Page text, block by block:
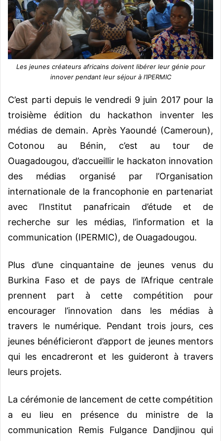
Les jeunes créateurs africains doivent libérer leur génie pour
innover pendant leur séjour à l’IPERMIC
C’est parti depuis le vendredi 9 juin 2017 pour la
troisième édition du hackathon inventer les
médias de demain. Après Yaoundé (Cameroun),
Cotonou au Bénin, c’est au tour de
Ouagadougou, d’accueillir le hackaton innovation
des médias organisé par l’Organisation
internationale de la francophonie en partenariat
avec l’Institut panafricain d’étude et de
recherche sur les médias, l’information et la
communication (IPERMIC), de Ouagadougou.
Plus d’une cinquantaine de jeunes venus du
Burkina Faso et de pays de l’Afrique centrale
prennent part à cette compétition pour
encourager l’innovation dans les médias à
travers le numérique. Pendant trois jours, ces
jeunes bénéficieront d’apport de jeunes mentors
qui les encadreront et les guideront à travers
leurs projets.
La cérémonie de lancement de cette compétition
a eu lieu en présence du ministre de la
communication Remis Fulgance Dandjinou qui